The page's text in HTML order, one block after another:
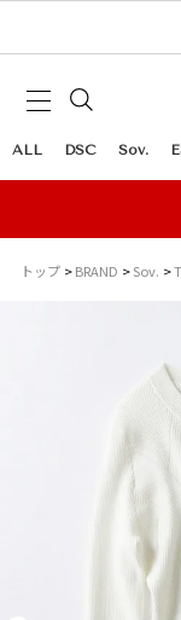
ALL DSC Sov.
トップ BRAND Sov.